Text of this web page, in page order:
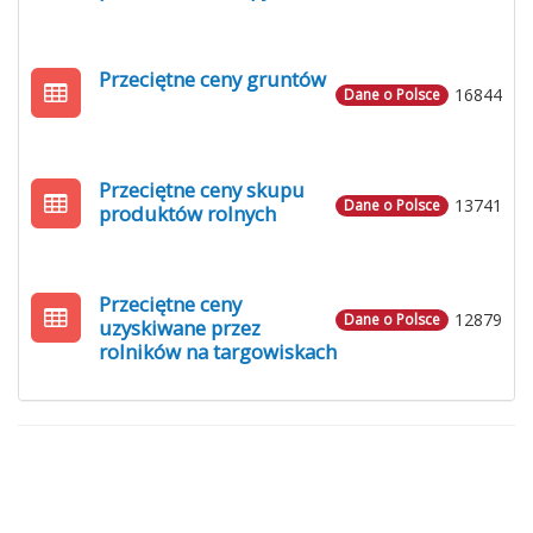
16844
Dane o Polsce
Przeciętne ceny gruntów
13741
Dane o Polsce
Przeciętne ceny skupu
produktów rolnych
12879
Dane o Polsce
Przeciętne ceny
uzyskiwane przez
rolników na targowiskach